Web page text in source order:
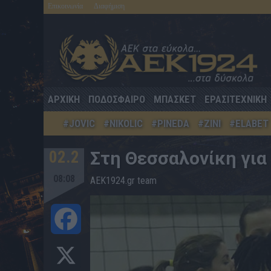
Επικοινωνία Διαφήμιση
ΑΡΧΙΚΗ ΠΟΔΟΣΦΑΙΡΟ ΜΠΑΣΚΕΤ
ΕΡΑΣΙΤΕΧΝΙΚΗ
#JOVIC
#NIKOLIC #PINEDA #ZINI #ELABET
02.2 Στη Θεσσαλονίκη
AEK1924.gr team